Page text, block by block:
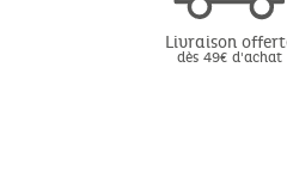
Livraison
dès 49€ d'achat